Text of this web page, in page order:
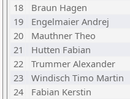
18
Braun Hagen
19
Engelmaier Andrej
20
Mauthner Theo
21
Hutten Fabian
22
Trummer Alexander
23
Windisch Timo Martin
24
Fabian Kerstin